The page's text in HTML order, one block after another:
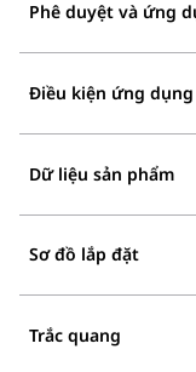
Phê duyệt và ứng
Điều kiện ứng dụng
Dữ liệu sản phẩm
Sơ đồ lắp đặt
Trắc quang